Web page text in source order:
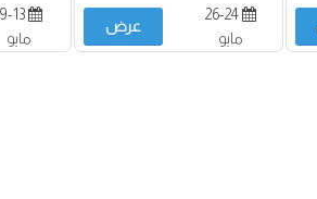
26-24
مايو
عرض
13
مايو